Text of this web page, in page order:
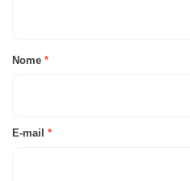
Nome *
E-mail *